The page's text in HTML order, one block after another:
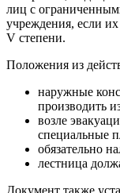
лиц с
учреждения, если их
V степени.
Положения из
наружные
производить
возле
специальные
обязательно
лестница
Документ также